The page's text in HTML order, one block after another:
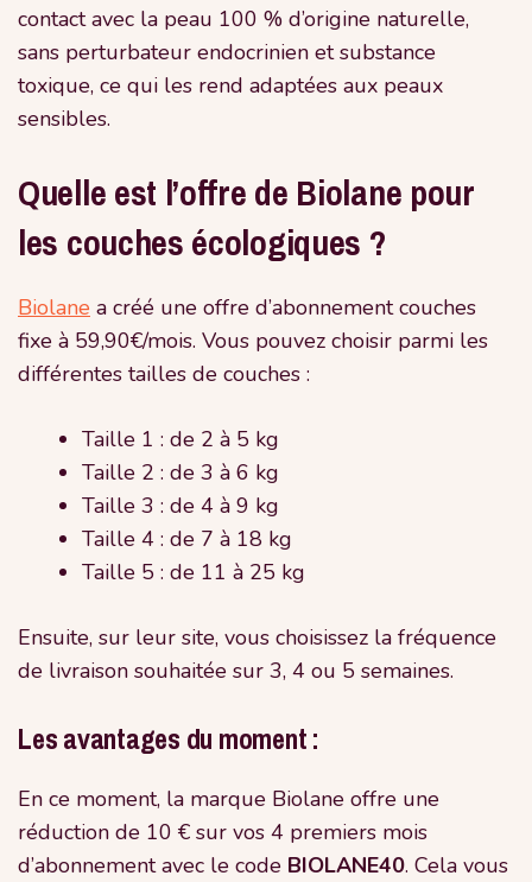
contact avec la peau 100 % d’origine naturelle,
sans perturbateur endocrinien et substance
toxique, ce qui les rend adaptées aux peaux
sensibles.
Quelle est l’offre de Biolane pour
les couches écologiques ?
Biolane a créé une offre d’abonnement couches
fixe à 59,90€/mois. Vous pouvez choisir parmi les
différentes tailles de couches :
Taille 1 : de 2 à 5 kg
Taille 2 : de 3 à 6 kg
Taille 3 : de 4 à 9 kg
Taille 4 : de 7 à 18 kg
Taille 5 : de 11 à 25 kg
Ensuite, sur leur site, vous choisissez la fréquence
de livraison souhaitée sur 3, 4 ou 5 semaines.
Les avantages du moment :
En ce moment, la marque Biolane offre une
réduction de 10 € sur vos 4 premiers mois
d’abonnement avec le code BIOLANE40. Cela vous